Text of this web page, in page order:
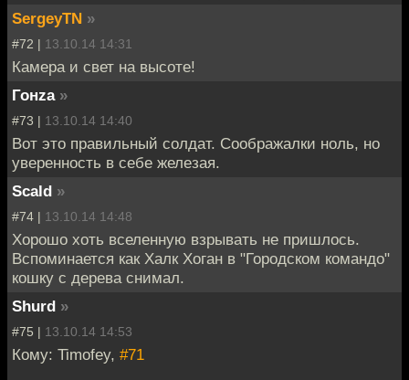
SergeyTN »
#72 | 13.10.14 14:31
Камера и свет на высоте!
Гонzа »
#73 | 13.10.14 14:40
Вот это правильный солдат. Соображалки ноль, но
уверенность в себе железая.
Scald »
#74 | 13.10.14 14:48
Хорошо хоть вселенную взрывать не пришлось.
Вспоминается как Халк Хоган в "Городском командо"
кошку с дерева снимал.
Shurd »
#75 | 13.10.14 14:53
Кому: Timofey, #71